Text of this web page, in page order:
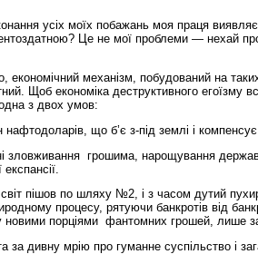
усіх моїх побажань моя праця
Це не мої проблеми — нехай
економічний механізм, побудований на
Щоб економіка деструктивного егоїзму
з двох умов:
що б’є з-під землі і компенсує
зловживання грошима, нарощування
пішов по шляху №2, і з часом дутий
процесу, рятуючи банкротів від
новими порціями фантомних грошей, лише
за дивну мрію про гуманне суспільство і